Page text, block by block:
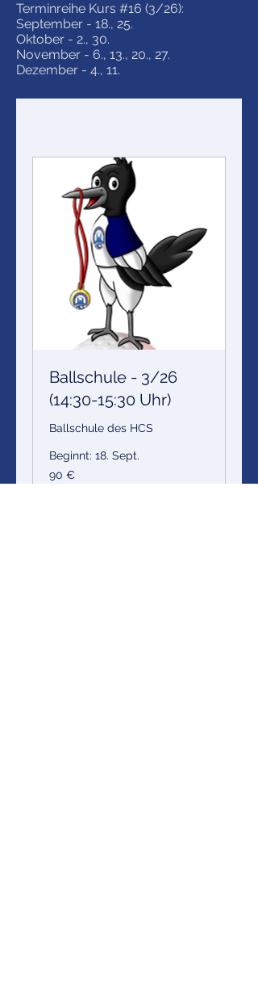
Terminreihe Kurs #16 (3/26):
September - 18., 25.
Oktober - 2., 30.
November - 6., 13., 20., 27.
Dezember - 4., 11.
Ballschule - 3/26
(14:30-15:30 Uhr)
Ballschule des HCS
Beginnt: 18. Sept.
Euro
90 €